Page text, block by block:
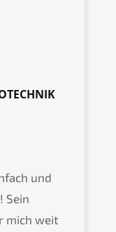
und
Sein
mich weit